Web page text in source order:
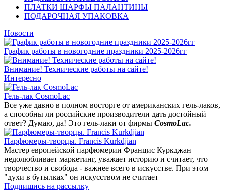
ПЛАТКИ ШАРФЫ ПАЛАНТИНЫ
ПОДАРОЧНАЯ УПАКОВКА
Новости
График работы в новогодние праздники 2025-2026гг
Внимание! Технические работы на сайте!
Интересно
Гель-лак CosmoLac
Все уже давно в полном восторге от американских гель-лаков,
а способны ли российские производители дать достойный
ответ? Думаю, да! Это гель-лаки от фирмы CosmoLac.
Парфюмеры-творцы. Francis Kurkdjian
Мастер европейской парфюмерии Францис Куркджан
недолюбливает маркетинг, уважает историю и считает, что
творчество и свобода - важнее всего в искусстве. При этом
"духи в бутылках" он искусством не считает
Подпишись на рассылку